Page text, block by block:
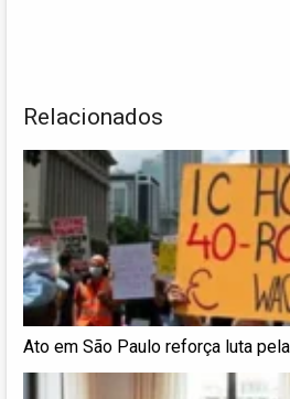
Relacionados
Ato em São Paulo reforça luta